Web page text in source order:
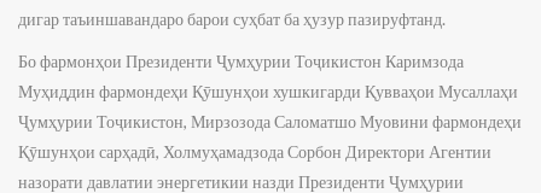
дигар таъиншавандаро барои суҳбат ба ҳузур пазируфтанд.
Бо фармонҳои Президенти Ҷумҳурии Тоҷикистон Каримзода
Муҳиддин фармондеҳи Қӯшунҳои хушкигарди Қувваҳои Мусаллаҳи
Ҷумҳурии Тоҷикистон, Мирзозода Саломатшо Муовини фармондеҳи
Қӯшунҳои сарҳадӣ, Холмуҳамадзода Сорбон Директори Агентии
назорати давлатии энергетикии назди Президенти Ҷумҳурии